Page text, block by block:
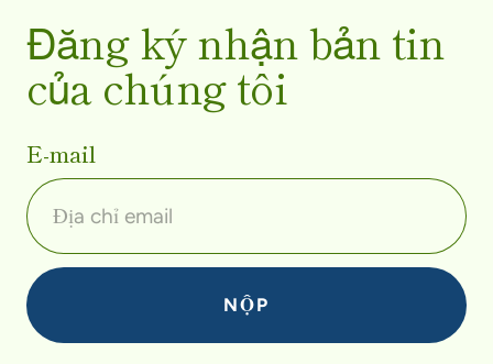
Đăng ký nhận bản tin
của chúng tôi
E-mail